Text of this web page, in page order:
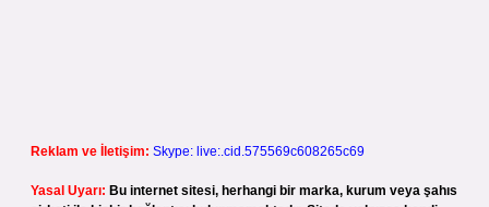
Reklam ve İletişim: Skype: live:.cid.575569c608265c69
Yasal Uyarı: Bu internet sitesi, herhangi bir marka, kurum veya şahıs